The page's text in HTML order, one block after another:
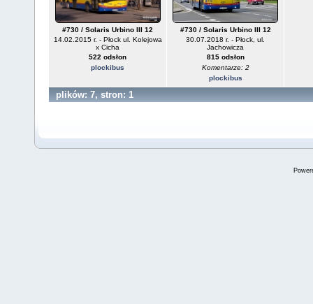
#730 / Solaris Urbino III 12
14.02.2015 r. - Płock ul. Kolejowa
x Cicha
522 odsłon
plockibus
#730 / Solaris Urbino III 12
30.07.2018 r. - Płock, ul.
Jachowicza
815 odsłon
Komentarze: 2
plockibus
plików: 7, stron: 1